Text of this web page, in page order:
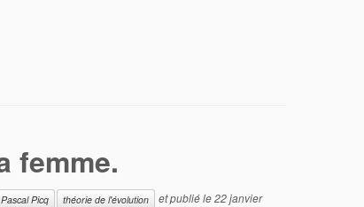
femme.
Pascal Picq théorie de l'évolution et publié le22 janvier